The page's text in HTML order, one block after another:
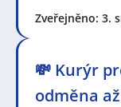
Zveřejněno: 3.
💸 Kurýr
odměna